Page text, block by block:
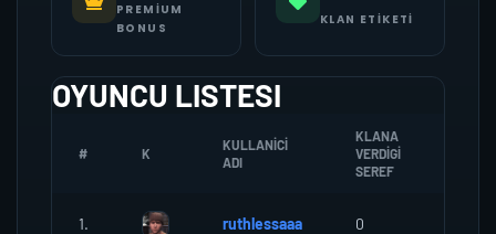
PREMIUM
BONUS
KLAN ETIKETI
OYUNCU LISTESI
# K
KULLANICI
ADI
KLANA
VERDIGI
SEREF
1. ruthlessaaa 0